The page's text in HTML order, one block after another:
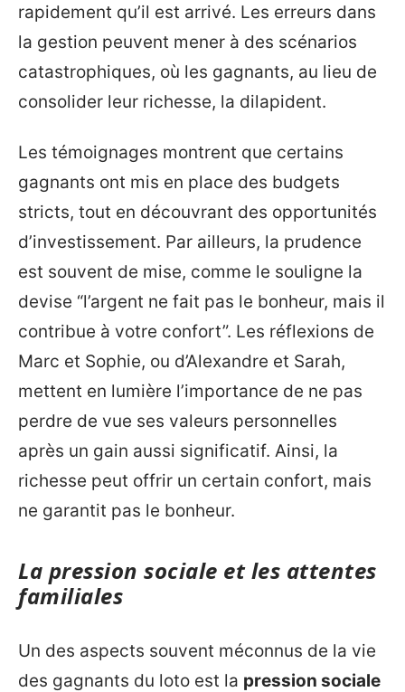
rapidement qu’il est arrivé. Les erreurs dans
la gestion peuvent mener à des scénarios
catastrophiques, où les gagnants, au lieu de
consolider leur richesse, la dilapident.
Les témoignages montrent que certains
gagnants ont mis en place des budgets
stricts, tout en découvrant des opportunités
d’investissement. Par ailleurs, la prudence
est souvent de mise, comme le souligne la
devise “l’argent ne fait pas le bonheur, mais il
contribue à votre confort”. Les réflexions de
Marc et Sophie, ou d’Alexandre et Sarah,
mettent en lumière l’importance de ne pas
perdre de vue ses valeurs personnelles
après un gain aussi significatif. Ainsi, la
richesse peut offrir un certain confort, mais
ne garantit pas le bonheur.
La pression sociale et les attentes
familiales
Un des aspects souvent méconnus de la vie
des gagnants du loto est la pression sociale